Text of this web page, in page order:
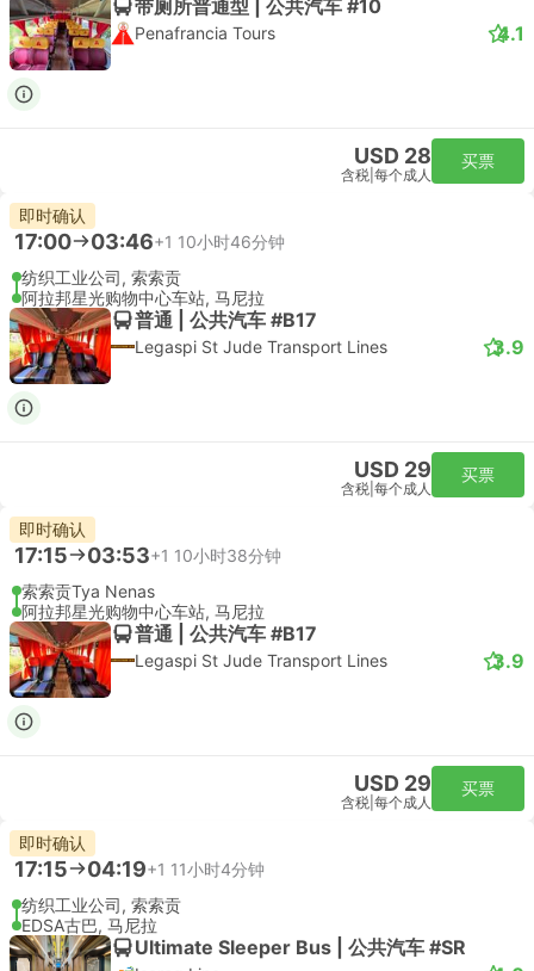
带厕所普通型 | 公共汽车 #10
Penafrancia Tours 4.1
USD 28
含税 每个成人
买票
即时确认
17:00 03:46+1 10小时46分钟
纺织工业公司, 索索贡
阿拉邦星光购物中心车站, 马尼拉
普通 | 公共汽车 #B17
Legaspi St Jude Transport Lines 3.9
USD 29
含税 每个成人
买票
即时确认
17:15 03:53+1 10小时38分钟
索索贡Tya Nenas
阿拉邦星光购物中心车站, 马尼拉
普通 | 公共汽车 #B17
Legaspi St Jude Transport Lines 3.9
USD 29
含税 每个成人
买票
即时确认
17:15 04:19+1 11小时4分钟
纺织工业公司, 索索贡
EDSA古巴, 马尼拉
Ultimate Sleeper Bus | 公共汽车 #SR